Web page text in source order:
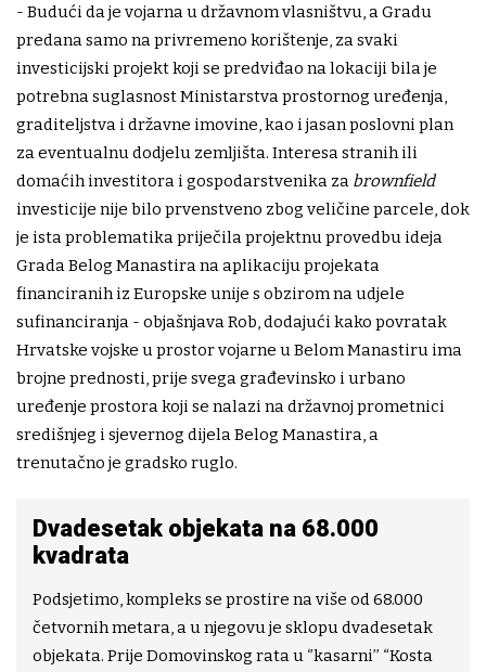
- Budući da je vojarna u državnom vlasništvu, a Gradu
predana samo na privremeno korištenje, za svaki
investicijski projekt koji se predviđao na lokaciji bila je
potrebna suglasnost Ministarstva prostornog uređenja,
graditeljstva i državne imovine, kao i jasan poslovni plan
za eventualnu dodjelu zemljišta. Interesa stranih ili
domaćih investitora i gospodarstvenika za brownfield
investicije nije bilo prvenstveno zbog veličine parcele, dok
je ista problematika priječila projektnu provedbu ideja
Grada Belog Manastira na aplikaciju projekata
financiranih iz Europske unije s obzirom na udjele
sufinanciranja - objašnjava Rob, dodajući kako povratak
Hrvatske vojske u prostor vojarne u Belom Manastiru ima
brojne prednosti, prije svega građevinsko i urbano
uređenje prostora koji se nalazi na državnoj prometnici
središnjeg i sjevernog dijela Belog Manastira, a
trenutačno je gradsko ruglo.
Dvadesetak objekata na 68.000
kvadrata
Podsjetimo, kompleks se prostire na više od 68.000
četvornih metara, a u njegovu je sklopu dvadesetak
objekata. Prije Domovinskog rata u ‘’kasarni’’ “Kosta